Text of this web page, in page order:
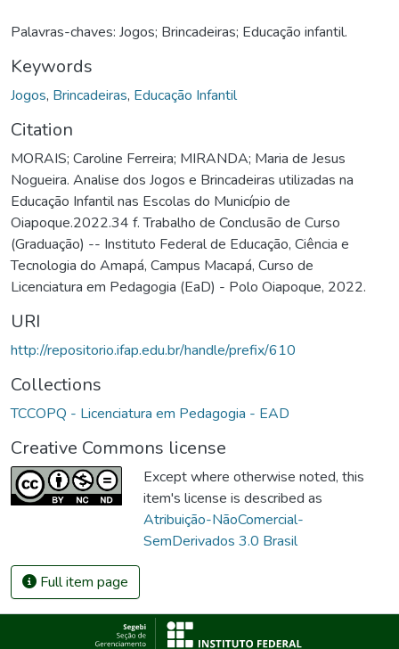
Palavras-chaves: Jogos; Brincadeiras; Educação infantil.
Keywords
Jogos, Brincadeiras, Educação Infantil
Citation
MORAIS; Caroline Ferreira; MIRANDA; Maria de Jesus
Nogueira. Analise dos Jogos e Brincadeiras utilizadas na
Educação Infantil nas Escolas do Município de
Oiapoque.2022.34 f. Trabalho de Conclusão de Curso
(Graduação) -- Instituto Federal de Educação, Ciência e
Tecnologia do Amapá, Campus Macapá, Curso de
Licenciatura em Pedagogia (EaD) - Polo Oiapoque, 2022.
URI
http://repositorio.ifap.edu.br/handle/prefix/610
Collections
TCCOPQ - Licenciatura em Pedagogia - EAD
Creative Commons license
Except where otherwise noted, this
item's license is described as
Atribuição-NãoComercial-
SemDerivados 3.0 Brasil
Full item page